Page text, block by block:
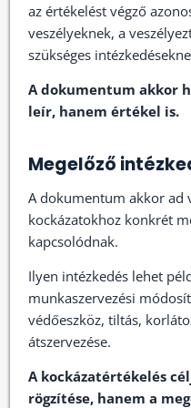
az értékelést végző
veszélyeknek, a
szükséges
A dokumentum akkor
leír, hanem értékel is.
Megelőző
A dokumentum akkor ad
kockázatokhoz konkrét
kapcsolódnak.
Ilyen intézkedés lehet
munkaszervezési
védőeszköz, tiltás,
átszervezése.
A kockázatértékelés
rögzítése, hanem a